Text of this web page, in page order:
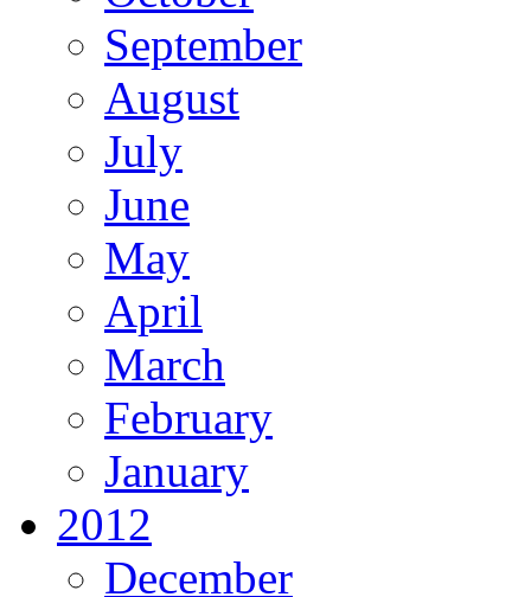
September
August
July
June
May
April
March
February
January
2012
December